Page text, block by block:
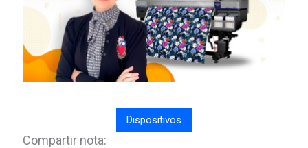
Dispositivos
Compartir nota: